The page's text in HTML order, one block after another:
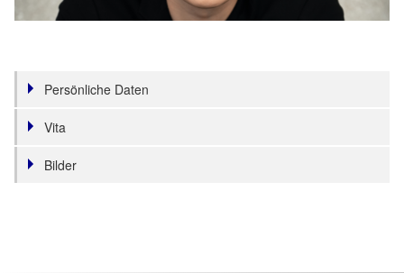
Persönliche Daten
Vita
Bilder